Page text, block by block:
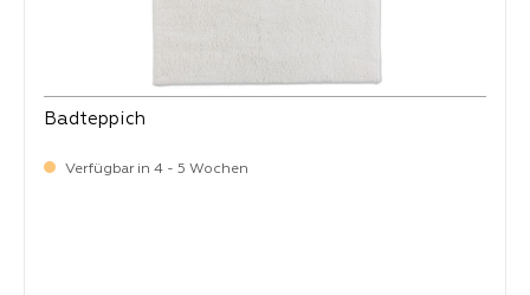
Badteppich
Verfügbar in 4 - 5 Wochen